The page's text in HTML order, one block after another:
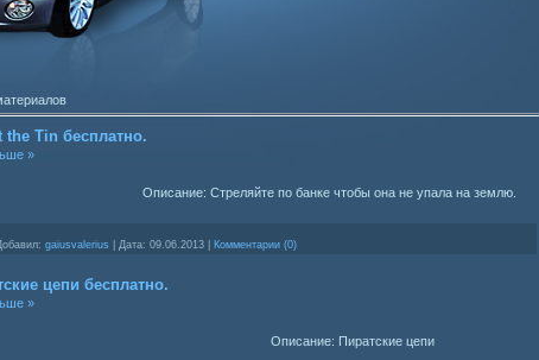
the Tin бесплатно.
Описание: Стреляйте по банке чтобы она не упала на землю.
»
gaiusvalerius Дата: 09.06.2013 Комментарии (0)
цепи бесплатно.
Описание: Пиратские цепи
»